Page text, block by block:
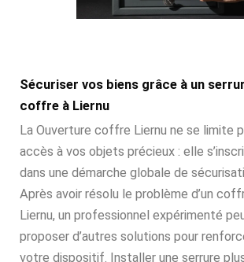
Sécuriser vos biens grâce à un
coffre à Liernu
La Ouverture coffre Liernu ne se limite
accès à vos objets précieux : elle
dans une démarche globale de
Après avoir résolu le problème d’un
Liernu, un professionnel expérimenté
proposer d’autres solutions pour
votre dispositif. Installer une serrure